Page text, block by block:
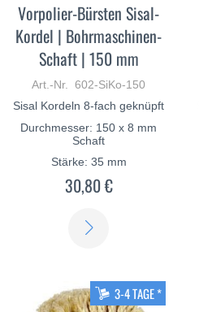
Vorpolier-Bürsten Sisal-
Kordel | Bohrmaschinen-
Schaft | 150 mm
Art.-Nr. 602-SiKo-150
Sisal Kordeln 8-fach geknüpft
Durchmesser: 150 x 8 mm
Schaft
Stärke: 35 mm
30,80 €
3-4 TAGE *